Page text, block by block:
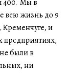
400. Мы в
всю жизнь до 9
Кременчуге, и
предприятиях,
были в
ни